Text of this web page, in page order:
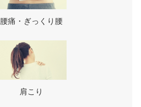
腰痛・ぎっくり腰
肩こり